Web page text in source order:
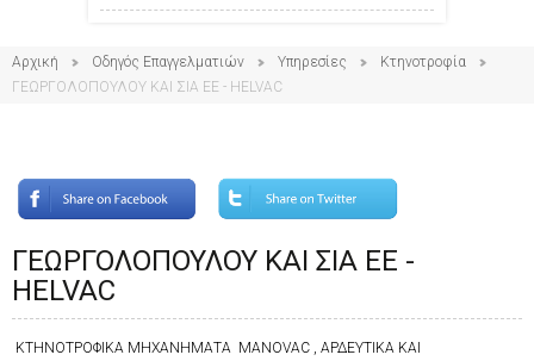
Αρχική Οδηγός Επαγγελματιών Υπηρεσίες
Κτηνοτροφία
ΓΕΩΡΓΟΛΟΠΟΥΛΟΥ ΚΑΙ ΣΙΑ ΕΕ - HELVAC
ΓΕΩΡΓΟΛΟΠΟΥΛΟΥ ΚΑΙ ΣΙΑ ΕΕ -
HELVAC
ΚΤΗΝΟΤΡΟΦΙΚΑ ΜΗΧΑΝΗΜΑΤΑ MANOVAC , ΑΡΔΕΥΤΙΚΑ ΚΑΙ